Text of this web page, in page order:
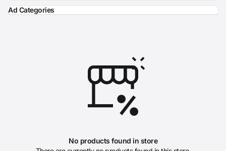
Ad Categories
No products found in store